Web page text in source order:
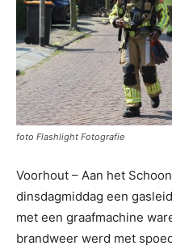
foto Flashlight Fotografie
Voorhout – Aan het
dinsdagmiddag een
met een graafmachine
brandweer werd met